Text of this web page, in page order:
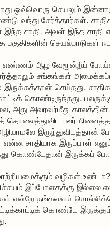
ஒவ்வொரு செயலும்
வந்து சேர்த்தார்கள்.
இந்த சாதி, அவள் இந்த சாதி
பகுதிகளின் செயல்பாடுகள்
எண்ணம் ஆழ வேரூன்றிப்
சங்கங்கள்
செய்தது.
கொண்டிருந்தது.
அது அவரவர்மீது
தொலைத்துவிட பலர்
இருந்துவிடத்தான்
சாதியாக இருப்பாள்
கொண்டேதான் இருக்கப்
வழிகள்
இப்போதைக்கு இல்லை
என்றே தங்களைச்
கொண்டே